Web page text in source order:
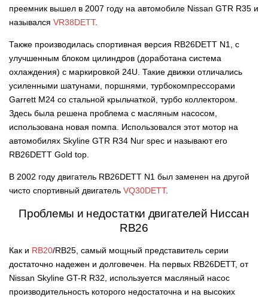
преемник вышел в 2007 году на автомобиле Nissan GTR R35 и
назывался VR38DETT.
Также производилась спортивная версия RB26DETT N1, с
улучшенным блоком цилиндров (доработана система
охлаждения) с маркировкой 24U. Такие движки отличались
усиленными шатунами, поршнями, турбокомпрессорами
Garrett M24 со стальной крыльчаткой, турбо коллектором.
Здесь была решена проблема с масляным насосом,
использована новая помпа. Использовался этот мотор на
автомобилях Skyline GTR R34 Nur spec и называют его
RB26DETT Gold top.
В 2002 году двигатель RB26DETT N1 был заменен на другой
чисто спортивный двигатель VQ30DETT.
Проблемы и недостатки двигателей Ниссан
RB26
Как и RB20/RB25, самый мощный представитель серии
достаточно надежен и долговечен. На первых RB26DETT, от
Nissan Skyline GT-R R32, используется масляный насос
производительность которого недостаточна и на высоких